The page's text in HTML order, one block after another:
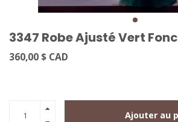
3347 Robe Ajusté Vert
360,00 $ CAD
Ajouter au